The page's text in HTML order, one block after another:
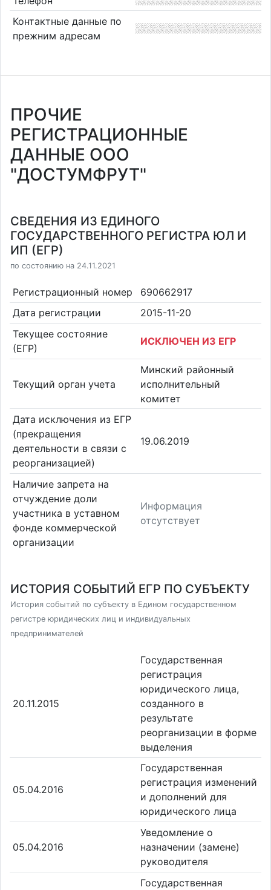
Контактные данные по
прежним адресам
ПРОЧИЕ
РЕГИСТРАЦИОННЫЕ
ДАННЫЕ ООО
"ДОСТУМФРУТ"
СВЕДЕНИЯ ИЗ ЕДИНОГО
ГОСУДАРСТВЕННОГО РЕГИСТРА ЮЛ И
ИП (ЕГР)
по состоянию на 24.11.2021
Регистрационный номер
690662917
Дата регистрации
2015-11-20
Текущее состояние
(ЕГР)
ИСКЛЮЧЕН ИЗ ЕГР
Текущий орган учета
Минский районный
исполнительный
комитет
Дата исключения из ЕГР
(прекращения
деятельности в связи с
реорганизацией)
19.06.2019
Наличие запрета на
отчуждение доли
участника в уставном
фонде коммерческой
организации
Информация
отсутствует
ИСТОРИЯ СОБЫТИЙ ЕГР ПО СУБЪЕКТУ
История событий по субъекту в Едином государственном
регистре юридических лиц и индивидуальных
предпринимателей
20.11.2015
Государственная
регистрация
юридического лица,
созданного в
результате
реорганизации в форме
выделения
05.04.2016
Государственная
регистрация изменений
и дополнений для
юридического лица
05.04.2016
Уведомление о
назначении (замене)
руководителя
Государственная